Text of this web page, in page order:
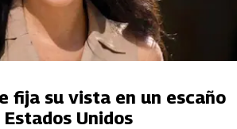
fija su vista en un escaño
Unidos